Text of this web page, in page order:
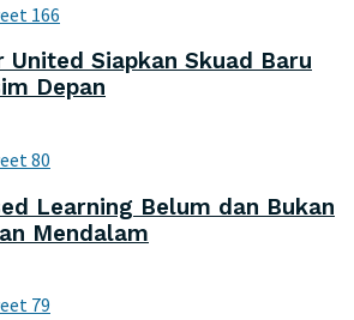
166
United Siapkan Skuad Baru
Depan
80
Learning Belum dan Bukan
Mendalam
79